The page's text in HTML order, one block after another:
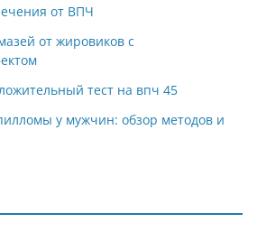
ni
ki
т
ь
от ВПЧ
от жировиков с
тест на впч 45
у мужчин: обзор методов и